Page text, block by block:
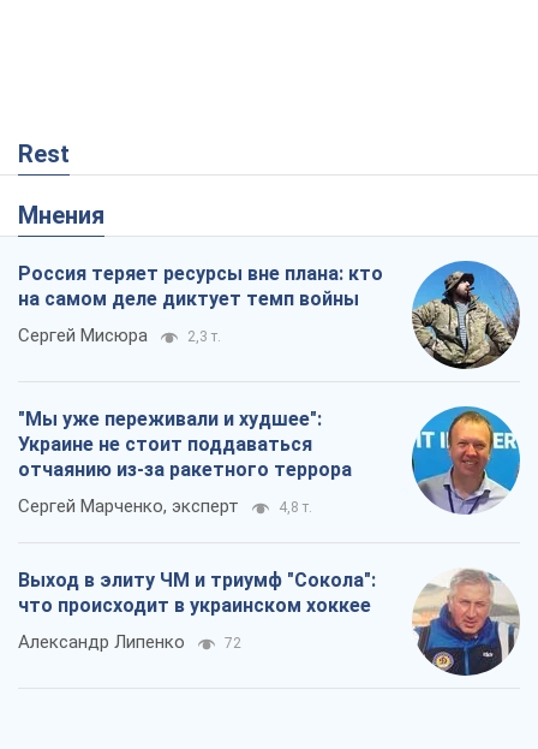
Rest
Мнения
Россия теряет ресурсы вне плана: кто
на самом деле диктует темп войны
Сергей Мисюра 2,3 т.
"Мы уже переживали и худшее":
Украине не стоит поддаваться
отчаянию из-за ракетного террора
Сергей Марченко, эксперт 4,8 т.
Выход в элиту ЧМ и триумф "Сокола":
что происходит в украинском хоккее
Александр Липенко 72